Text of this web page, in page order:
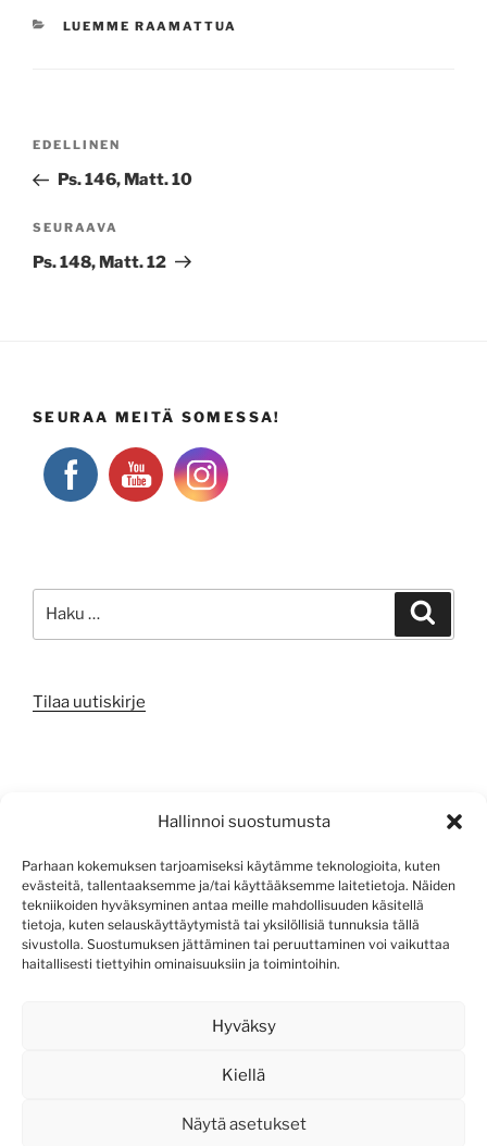
Hallinnoi suostumusta
Parhaan kokemuksen tarjoamiseksi käytämme teknologioita, kuten
evästeitä, tallentaaksemme ja/tai käyttääksemme laitetietoja. Näiden
tekniikoiden hyväksyminen antaa meille mahdollisuuden käsitellä
tietoja, kuten selauskäyttäytymistä tai yksilöllisiä tunnuksia tällä
sivustolla. Suostumuksen jättäminen tai peruuttaminen voi vaikuttaa
haitallisesti tiettyihin ominaisuuksiin ja toimintoihin.
Hyväksy
Kiellä
Näytä asetukset
KATEGORIAT
LUEMME RAAMATTUA
Edellinen
artikkeli
EDELLINEN
Ps. 146, Matt. 10
Seuraava
artikkeli
SEURAAVA
Ps. 148, Matt. 12
SEURAA MEITÄ SOMESSA!
Tilaa uutiskirje
Sisältösyöte
Kommenttisyöte